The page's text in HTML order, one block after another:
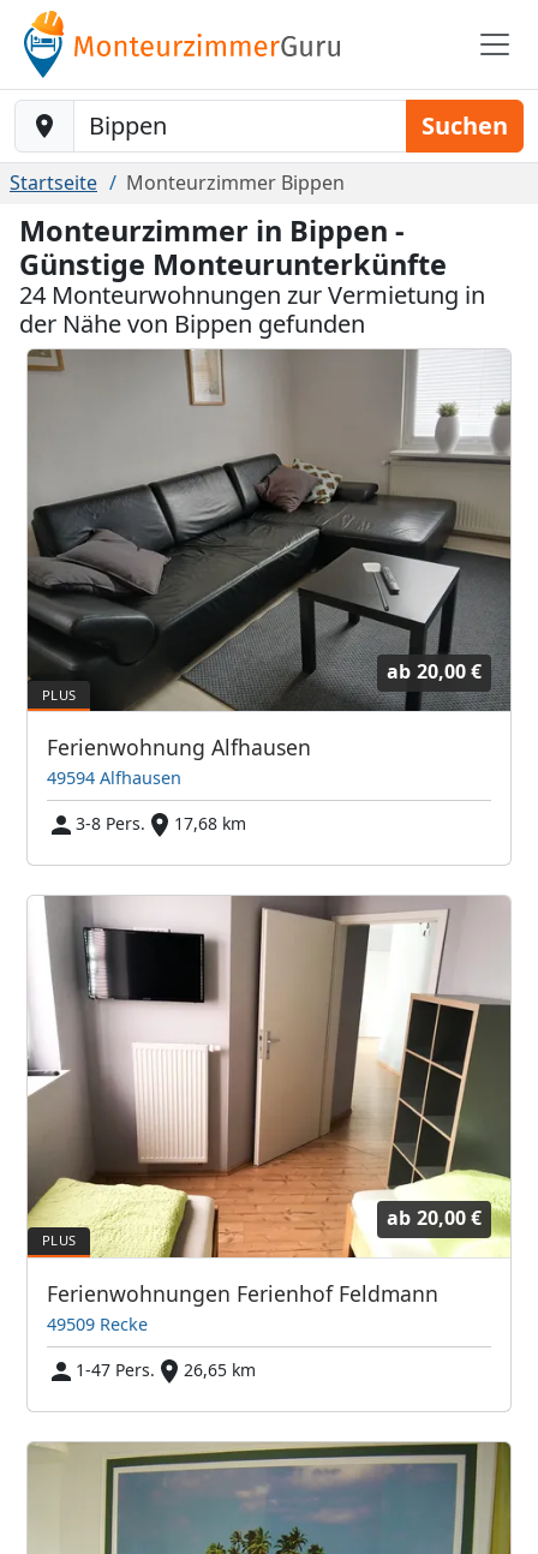
Baustelle-Location Suchen
Startseite Monteurzimmer Bippen
Monteurzimmer in Bippen -
Günstige Monteurunterkünfte
24 Monteurwohnungen zur Vermietung in
der Nähe von Bippen gefunden
ab 20,00 €
Ferienwohnung Alfhausen
49594 Alfhausen
3-8 Pers.
17,68 km
ab 20,00 €
Ferienwohnungen Ferienhof Feldmann
49509 Recke
1-47 Pers.
26,65 km